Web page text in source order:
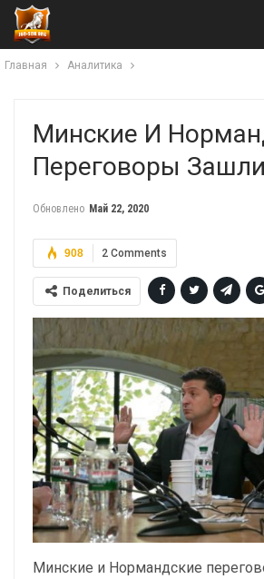
Главная Аналитика
Минские И
Переговоры
Обновлено Май 22, 2020
2 Comments
908
Поделиться
Минские и Нормандские